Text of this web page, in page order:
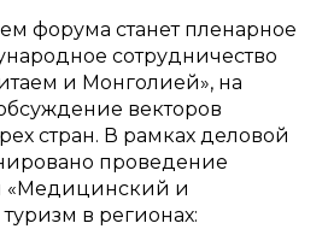
форума станет пленарное
сотрудничество
и Монголией», на
векторов
стран. В рамках деловой
проведение
«Медицинский и
в регионах: